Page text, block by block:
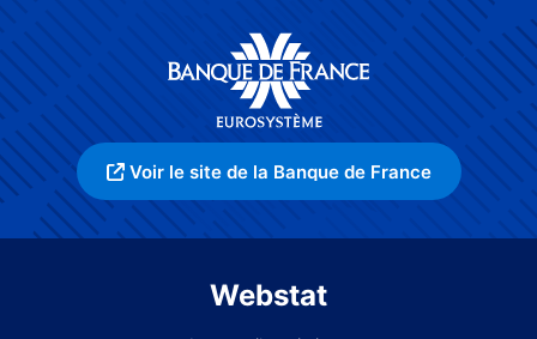
Voir le site de la Banque de France
Webstat